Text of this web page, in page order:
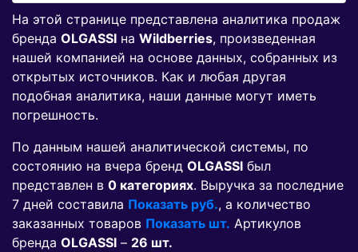
На этой странице представлена аналитика продаж
бренда OLGASSI на Wildberries, произведенная
нашей компанией на основе данных, собранных из
открытых источников. Как и любая другая
подобная аналитика, наши данные могут иметь
погрешность.
По данным нашей аналитической системы, по
состоянию на вчера бренд OLGASSI был
представлен в 0 категориях. Выручка за последние
7 дней составила Показать руб., а количество
заказанных товаров Показать шт. Артикулов
бренда OLGASSI – 26 шт.